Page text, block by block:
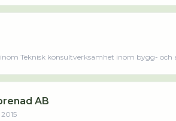
merLäs mindre
Teknisk konsultverksamhet inom bygg-
AB
2015